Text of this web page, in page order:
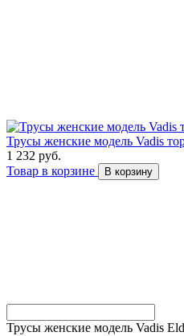
Трусы женские модель Vadis
1 232 руб.
Товар в корзине
В корзину
Трусы женские модель Vadis